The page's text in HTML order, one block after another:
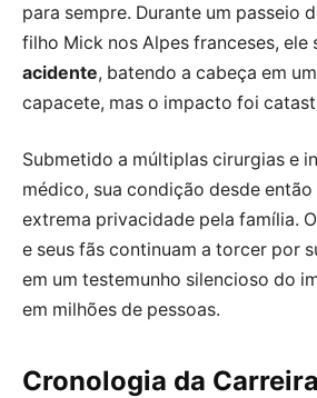
para sempre. Durante um passeio
filho Mick nos Alpes franceses, ele
acidente, batendo a cabeça em
capacete, mas o impacto foi
Submetido a múltiplas cirurgias e
médico, sua condição desde
extrema privacidade pela família.
e seus fãs continuam a torcer por
em um testemunho silencioso do
em milhões de pessoas.
Cronologia da Carreira